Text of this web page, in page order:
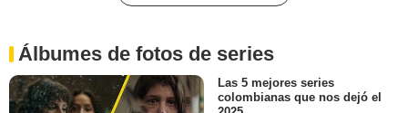
Álbumes de fotos de series
Las 5 mejores series
colombianas que nos dejó el